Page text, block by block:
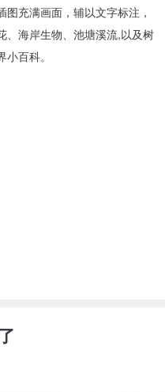
充满画面，辅以文字标注，
、海岸生物、池塘溪流,以及树
百科。